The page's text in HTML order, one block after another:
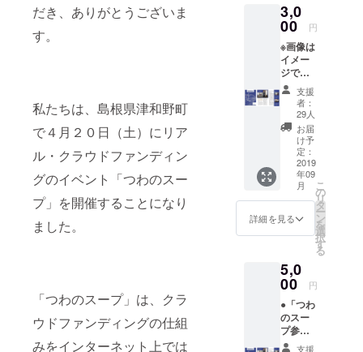
だき、ありがとうございま
す。
私たちは、島根県津和野町
で４月２０日（土）にリア
ル・クラウドファンディン
グのイベント「つわのスー
プ」を開催することになり
ました。
「つわのスープ」は、クラ
ウドファンディングの仕組
みをインターネット上では
にしたい」
という共通
の思いのも
と、仕事の
枠を超え、
自分達自身
も今、挑戦
し続けてい
そして、現
在も運営メ
ンバーは増
殖中！みな
加、応援お
待ちしてお
ります！
【大江健
3,0
00 円
※画像は
イメー
ジで
す。支援
者：
29人
お届
け予
定：
2019
年09
月
詳細を見る
こ
の
リ
タ
ー
ン
を
選
択
す
る
5,0
00 円
●「つわ
のスー
プ参加
チケッ
支援